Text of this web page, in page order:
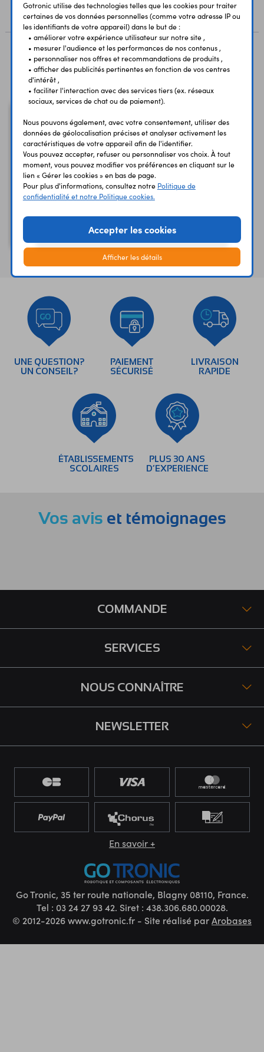
AVIS
Vous avez déja consulté
Dip-switch DS10
UNE QUESTION?
UN CONSEIL?
PAIEMENT
SÉCURISÉ
LIVRAISON
RAPIDE
ÉTABLISSEMENTS
SCOLAIRES
PLUS 30 ANS
D’EXPERIENCE
Vos avis et témoignages
COMMANDE
SERVICES
NOUS CONNAÎTRE
NEWSLETTER
En savoir +
Go Tronic, 35 ter route nationale, Blagny 08110, France.
Tel : 03 24 27 93 42. Siret : 438.306.680.00028.
© 2012-2026 www.gotronic.fr - Site réalisé parArobases
Gotronic utilise des technologies telles que les cookies pour traiter
certaines de vos données personnelles (comme votre adresse IP ou
les identifiants de votre appareil) dans le but de :
• améliorer votre expérience utilisateur sur notre site ,
• mesurer l'audience et les performances de nos contenus ,
• personnaliser nos offres et recommandations de produits ,
• afficher des publicités pertinentes en fonction de vos centres
d'intérêt ,
• faciliter l'interaction avec des services tiers (ex. réseaux
sociaux, services de chat ou de paiement).
Nous pouvons également, avec votre consentement, utiliser des
données de géolocalisation précises et analyser activement les
caractéristiques de votre appareil afin de l'identifier.
Vous pouvez accepter, refuser ou personnaliser vos choix. À tout
moment, vous pouvez modifier vos préférences en cliquant sur le
lien « Gérer les cookies » en bas de page.
Pour plus d'informations, consultez notre Politique de
confidentialité et notre Politique cookies.
Accepter les cookies
Afficher les détails